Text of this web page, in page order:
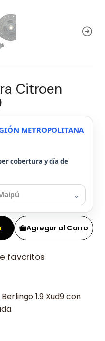
Citroen
METROPOLITANA
cobertura y día de
⌄
Agregar al Carro
favoritos
1.9 Xud9 con